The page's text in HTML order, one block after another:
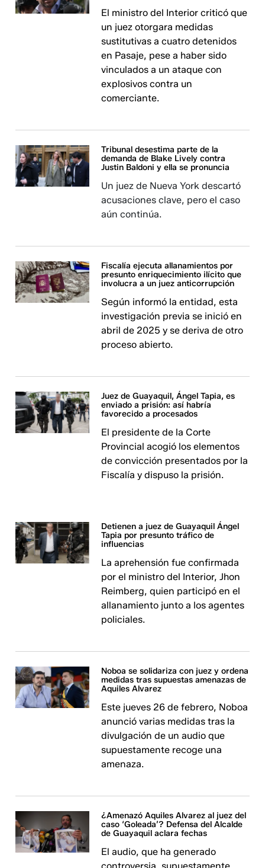
El ministro del Interior criticó que
un juez otorgara medidas
sustitutivas a cuatro detenidos
en Pasaje, pese a haber sido
vinculados a un ataque con
explosivos contra un
comerciante.
Tribunal desestima parte de la
demanda de Blake Lively contra
Justin Baldoni y ella se pronuncia
Un juez de Nueva York descartó
acusaciones clave, pero el caso
aún continúa.
Fiscalía ejecuta allanamientos por
presunto enriquecimiento ilícito que
involucra a un juez anticorrupción
Según informó la entidad, esta
investigación previa se inició en
abril de 2025 y se deriva de otro
proceso abierto.
Juez de Guayaquil, Ángel Tapia, es
enviado a prisión: así habría
favorecido a procesados
El presidente de la Corte
Provincial acogió los elementos
de convicción presentados por la
Fiscalía y dispuso la prisión.
Detienen a juez de Guayaquil Ángel
Tapia por presunto tráfico de
influencias
La aprehensión fue confirmada
por el ministro del Interior, Jhon
Reimberg, quien participó en el
allanamiento junto a los agentes
policiales.
Noboa se solidariza con juez y ordena
medidas tras supuestas amenazas de
Aquiles Alvarez
Este jueves 26 de febrero, Noboa
anunció varias medidas tras la
divulgación de un audio que
supuestamente recoge una
amenaza.
¿Amenazó Aquiles Alvarez al juez del
caso ‘Goleada’? Defensa del Alcalde
de Guayaquil aclara fechas
El audio, que ha generado